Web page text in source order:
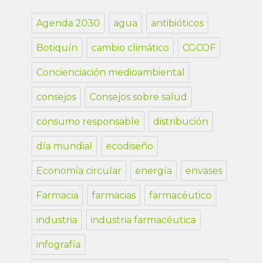
Agenda 2030 agua antibióticos
Botiquín cambio climático CGCOF
Concienciación medioambiental
consejos Consejos sobre salud
consumo responsable distribución
día mundial ecodiseño
Economía circular energía envases
Farmacia farmacias farmacéutico
industria industria farmacéutica
infografía